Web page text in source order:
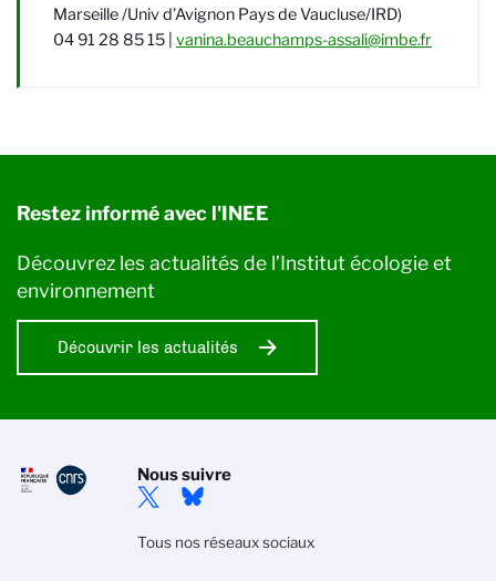
Marseille /Univ d’Avignon Pays de Vaucluse/IRD)
04 91 28 85 15 | vanina.beauchamps-assali@imbe.fr
Restez informé avec l'INEE
Découvrez les actualités de l’Institut écologie et
environnement
Découvrir les actualités
Nous suivre
Tous nos réseaux sociaux